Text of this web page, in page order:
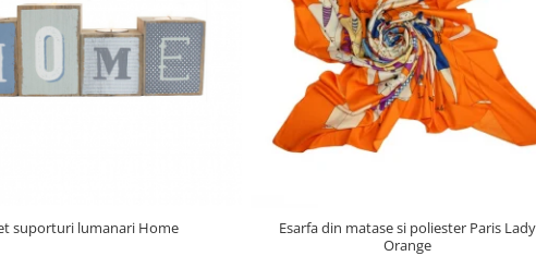
suporturi lumanari Home
Esarfa din matase si poliester Paris Lady
Orange